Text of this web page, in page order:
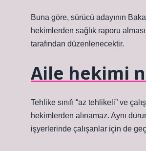
Buna göre, sürücü adayının
hekimlerden sağlık raporu
tarafından düzenlenecektir.
Aile hekimi
Tehlike sınıfı “az tehlikeli” ve
hekimlerden alınamaz. Aynı
işyerlerinde çalışanlar için de